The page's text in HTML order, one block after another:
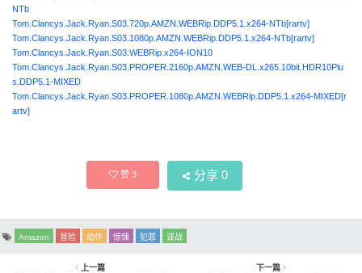
NTb
Tom.Clancys.Jack.Ryan.S03.720p.AMZN.WEBRip.DDP5.1.x264-NTb[rartv]
Tom.Clancys.Jack.Ryan.S03.1080p.AMZN.WEBRip.DDP5.1.x264-NTb[rartv]
Tom.Clancys.Jack.Ryan.S03.WEBRip.x264-ION10
Tom.Clancys.Jack.Ryan.S03.PROPER.2160p.AMZN.WEB-DL.x265.10bit.HDR10Plu
s.DDP5.1-MIXED
Tom.Clancys.Jack.Ryan.S03.PROPER.1080p.AMZN.WEBRip.DDP5.1.x264-MIXED[r
artv]
赞3 分享 0
Amazon 冒险 动作 惊悚 犯罪 谍战
上一篇
下一篇